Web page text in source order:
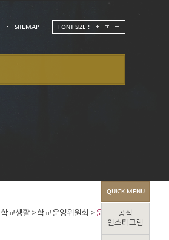
SITEMAP FONT SIZE :
학교생활 >학교운영위원회 >운영내용
QUICK MENU
공식
인스타그램